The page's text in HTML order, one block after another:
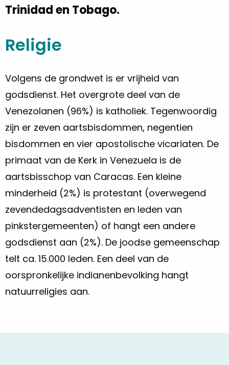
Trinidad en Tobago.
Religie
Volgens de grondwet is er vrijheid van
godsdienst. Het overgrote deel van de
Venezolanen (96%) is katholiek. Tegenwoordig
zijn er zeven aartsbisdommen, negentien
bisdommen en vier apostolische vicariaten. De
primaat van de Kerk in Venezuela is de
aartsbisschop van Caracas. Een kleine
minderheid (2%) is protestant (overwegend
zevendedagsadventisten en leden van
pinkstergemeenten) of hangt een andere
godsdienst aan (2%). De joodse gemeenschap
telt ca. 15.000 leden. Een deel van de
oorspronkelijke indianenbevolking hangt
natuurreligies aan.